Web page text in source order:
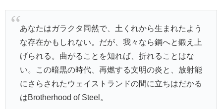
あなたはガラクタ同然で、土くれから生まれたよう
な存在かもしれない。だが、我々なら鋼へと鍛え上
げられる。曲がることを知れば、折れることはな
い。この暗黒の時代、再燃する文明の炎と、放射能
にさらされたウェイストランドの間に立ちはだかる
はBrotherhood of Steel。